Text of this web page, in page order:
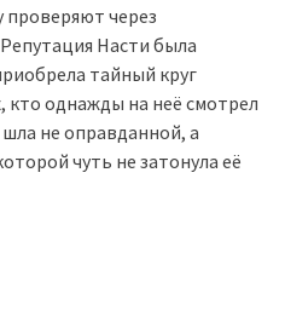
через
Насти была
тайный круг
кто однажды на неё смотрел
не оправданной, а
чуть не затонула её